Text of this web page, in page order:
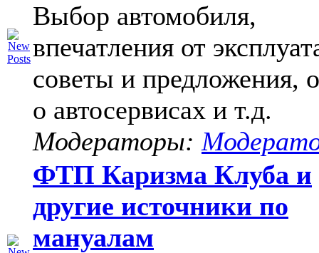
Выбор автомобиля,
впечатления от
советы и предложения,
о автосервисах и т.д.
Модераторы:
ФТП Каризма Клуба и
другие источники по
мануалам